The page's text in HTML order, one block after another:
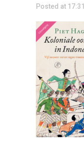
Posted at